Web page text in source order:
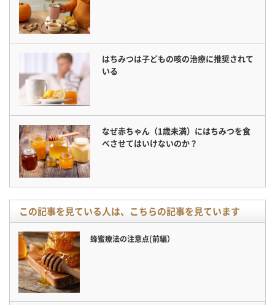
はちみつは子どもの咳の治療に推奨されて
いる
なぜ赤ちゃん（1歳未満）にはちみつを食
べさせてはいけないのか？
この記事を見ている人は、こちらの記事を見ています
蜂蜜療法の注意点(前編）